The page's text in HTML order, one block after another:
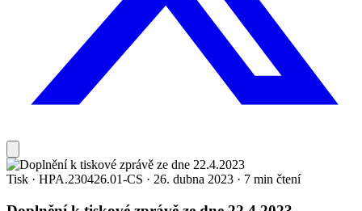
Tisk · HPA.230426.01-CS · 26. dubna 2023 · 7 min čtení